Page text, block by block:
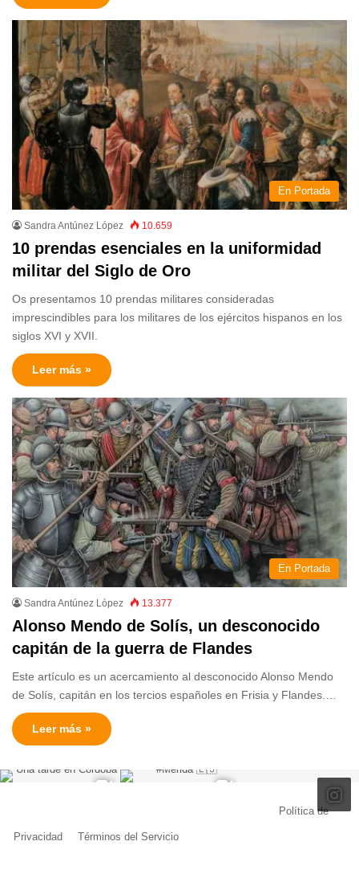
En Portada
Sandra Antúnez López 10.659
10 prendas esenciales en la uniformidad
militar del Siglo de Oro
Os presentamos 10 prendas militares consideradas
imprescindibles para los militares de los ejércitos hispanos en los
siglos XVI y XVII.
Leer más »
En Portada
Sandra Antúnez López 13.377
Alonso Mendo de Solís, un desconocido
capitán de la guerra de Flandes
Este artículo es un acercamiento al desconocido Alonso Mendo
de Solís, capitán en los tercios españoles en Frisia y Flandes.…
Leer más »
Política de
Privacidad Términos del Servicio